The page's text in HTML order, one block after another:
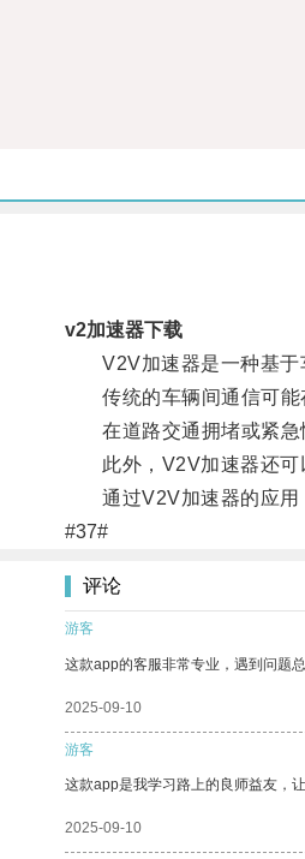
v2加速器下载
V2V加速器是一种基于车
传统的车辆间通信可能
在道路交通拥堵或紧急
此外，V2V加速器还可以
通过V2V加速器的应用
#37#
评论
游客
这款app的客服非常专业，遇到问题
2025-09-10
游客
这款app是我学习路上的良师益友，
2025-09-10